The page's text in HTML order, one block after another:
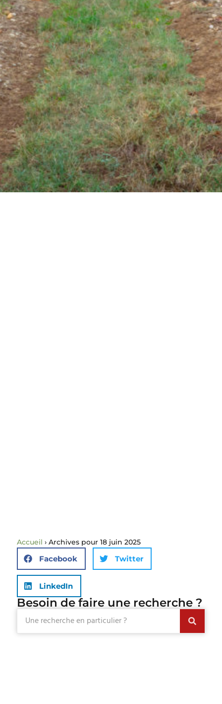
Accueil › Archives pour 18 juin 2025
Facebook Twitter
LinkedIn
Besoin de faire une recherche ?